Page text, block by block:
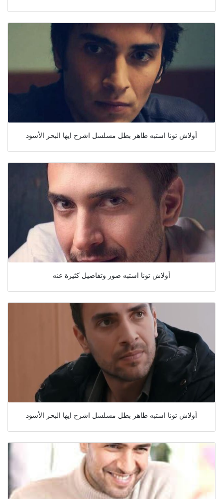
أولاش تونا استبه طاهر بطل مسلسل اشرح ايها البحر الأسود
أولاش تونا استبه صور وتفاصيل كثيرة عنه
أولاش تونا استبه طاهر بطل مسلسل اشرح ايها البحر الأسود